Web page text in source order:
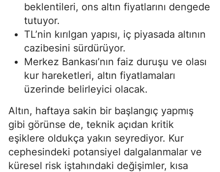
beklentileri, ons altın fiyatlarını dengede
tutuyor.
TL’nin kırılgan yapısı, iç piyasada altının
cazibesini sürdürüyor.
Merkez Bankası’nın faiz duruşu ve olası
kur hareketleri, altın fiyatlamaları
üzerinde belirleyici olacak.
Altın, haftaya sakin bir başlangıç yapmış
gibi görünse de, teknik açıdan kritik
eşiklere oldukça yakın seyrediyor. Kur
cephesindeki potansiyel dalgalanmalar ve
küresel risk iştahındaki değişimler, kısa